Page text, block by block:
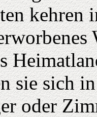
sie sich
oder